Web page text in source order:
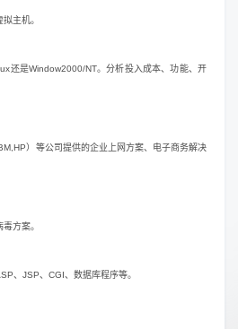
主机。
还是Window2000/NT。分析投入成本、功能、开
）等公司提供的企业上网方案、电子商务解决
方案。
、JSP、CGI、数据库程序等。